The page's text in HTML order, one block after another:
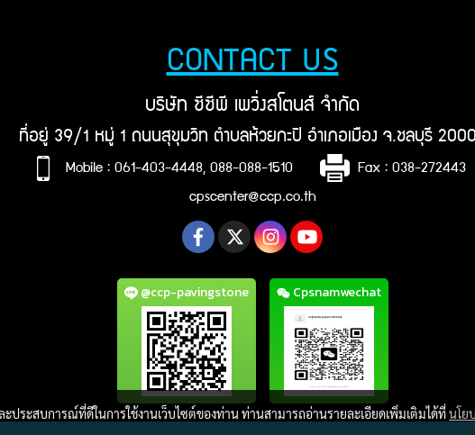
CONTACT US
บริษัท ซีซีพี เพวิ่งสโตนส์ จำกัด
ที่อยู่ 39/1 หมู่ 1 ถนนสุขุมวิท ตำบลห้วยกะปิ อำเภอเมือง จ.ชลบุรี
Mobile : 061-403-4448, 088-088-1510 Fax : 038-272443
cpscenter@ccp.co.th
@ccp-pavingstone Cpsnamwechat
ประสบการณ์ที่ดีในการใช้งานเว็บไซต์ของท่าน ท่านสามารถอ่านรายละเอียดเพิ่มเติมได้ที่นโย